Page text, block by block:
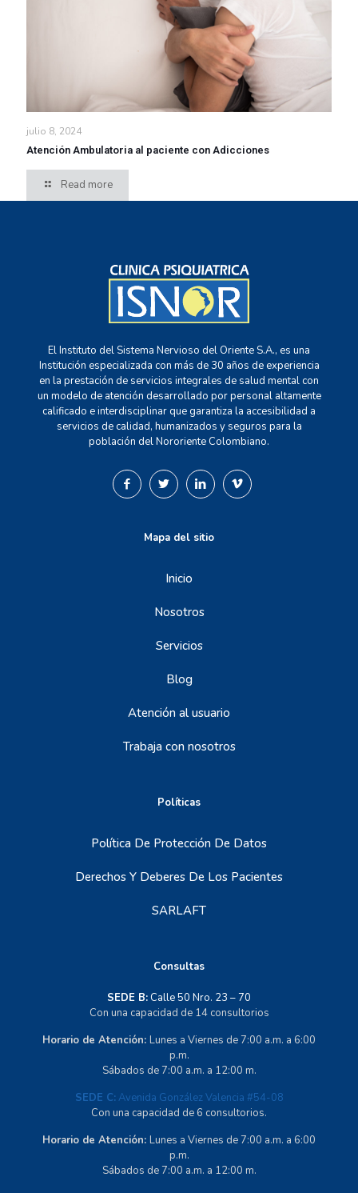
julio 8, 2024
Atención Ambulatoria al paciente con Adicciones
Read more
El Instituto del Sistema Nervioso del Oriente S.A., es una
Institución especializada con más de 30 años de experiencia
en la prestación de servicios integrales de salud mental con
un modelo de atención desarrollado por personal altamente
calificado e interdisciplinar que garantiza la accesibilidad a
servicios de calidad, humanizados y seguros para la
población del Nororiente Colombiano.
Mapa del sitio
Inicio
Nosotros
Servicios
Blog
Atención al usuario
Trabaja con nosotros
Políticas
Política De Protección De Datos
Derechos Y Deberes De Los Pacientes
SARLAFT
Consultas
SEDE B: Calle 50 Nro. 23 – 70
Con una capacidad de 14 consultorios
Horario de Atención: Lunes a Viernes de 7:00 a.m. a 6:00
p.m.
Sábados de 7:00 a.m. a 12:00 m.
SEDE C:Avenida González Valencia #54-08
Con una capacidad de 6 consultorios.
Horario de Atención: Lunes a Viernes de 7:00 a.m. a 6:00
p.m.
Sábados de 7:00 a.m. a 12:00 m.